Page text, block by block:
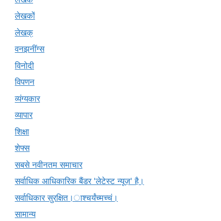
लेखकों
लेखक्
वनझनींग्स
विनोदी
विपणन
व्यंग्यकार
व्यापार
शिक्षा
शेफ्स
सबसे नवीनतम समाचार
सर्वाधिक आधिकारिक बैंडर 'लेटेस्ट न्यूज़' है।
सर्वाधिकार सुरक्षित।ाश्चर्यंच्मच्चं।
सामान्य